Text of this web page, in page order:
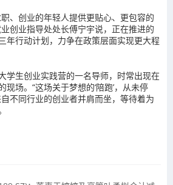
、创业的年轻人提供更贴心、更包容的
创业指导处处长傅宁宇说，正在推进的
年行动计划，力争在政策层面实现更大程
学生创业实践营的一名导师，时常出现在
场。“这场关于梦想的‘陪跑’，从未停
不同行业的创业者并肩而坐，等待着为